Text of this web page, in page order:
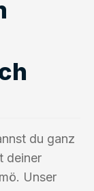
du ganz
deiner
Unser